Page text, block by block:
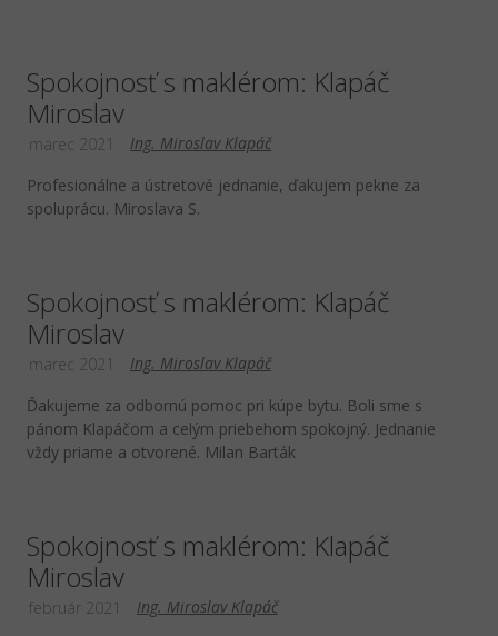
Spokojnosť s maklérom: Klapáč
Miroslav
Ing. Miroslav Klapáč
marec 2021
Profesionálne a ústretové jednanie, ďakujem pekne za
spoluprácu. Miroslava S.
Spokojnosť s maklérom: Klapáč
Miroslav
Ing. Miroslav Klapáč
marec 2021
Ďakujeme za odbornú pomoc pri kúpe bytu. Boli sme s
pánom Klapáčom a celým priebehom spokojný. Jednanie
vždy priame a otvorené. Milan Barták
Spokojnosť s maklérom: Klapáč
Miroslav
Ing. Miroslav Klapáč
február 2021